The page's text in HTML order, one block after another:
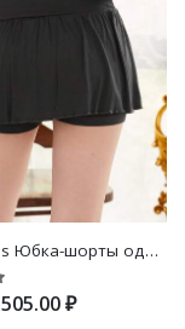
Sweetness Юбка-шорты однотонный с запахом
505.00 ₽